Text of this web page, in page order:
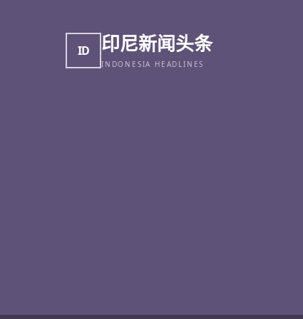
ID 印尼新闻头条
INDONESIA HEADLINES